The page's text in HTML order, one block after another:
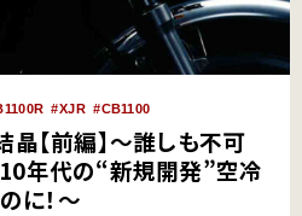
XJR CB1100
【前編】～誰しも不可
年代の“新規開発”空冷
に！～